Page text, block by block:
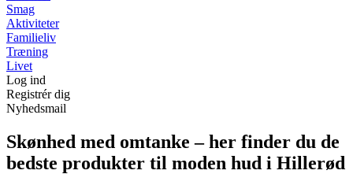
Smag
Aktiviteter
Familieliv
Træning
Livet
Log ind
Registrér dig
Nyhedsmail
Skønhed med omtanke – her finder du de
bedste produkter til moden hud i Hillerød